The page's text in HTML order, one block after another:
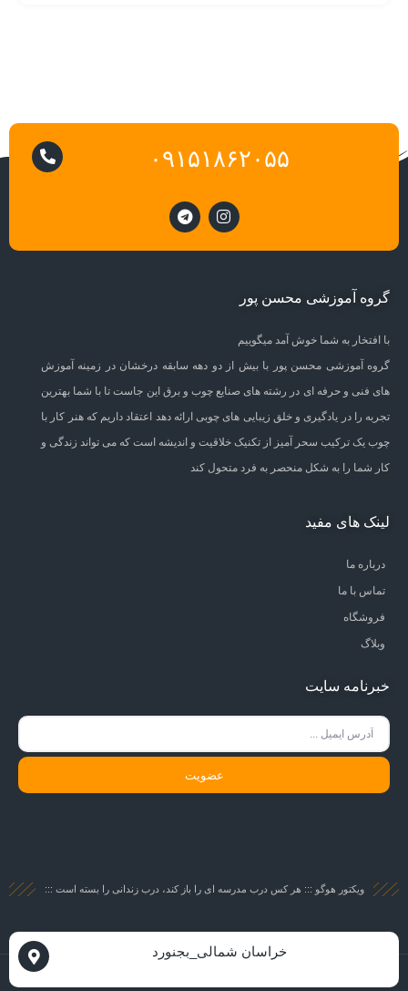
۰۹۱۵۱۸۶۲۰۵۵
گروه آموزشی محسن پور
با افتخار به شما خوش آمد میگوییم
گروه آموزشی محسن پور با بیش از دو دهه سابقه درخشان در زمینه آموزش
های فنی و حرفه ای در رشته های صنایع چوب و برق این جاست تا با شما بهترین
تجربه را در یادگیری و خلق زیبایی های چوبی ارائه دهد اعتقاد داریم که هنر کار با
چوب یک ترکیب سحر آمیز از تکنیک خلاقیت و اندیشه است که می تواند زندگی و
کار شما را به شکل منحصر به فرد متحول کند
لینک های مفید
درباره ما
تماس با ما
فروشگاه
وبلاگ
خبرنامه سایت
عضویت
ویکتور هوگو ::: هر کس درب مدرسه ای را باز کند، درب زندانی را بسته است :::
خراسان شمالی_بجنورد